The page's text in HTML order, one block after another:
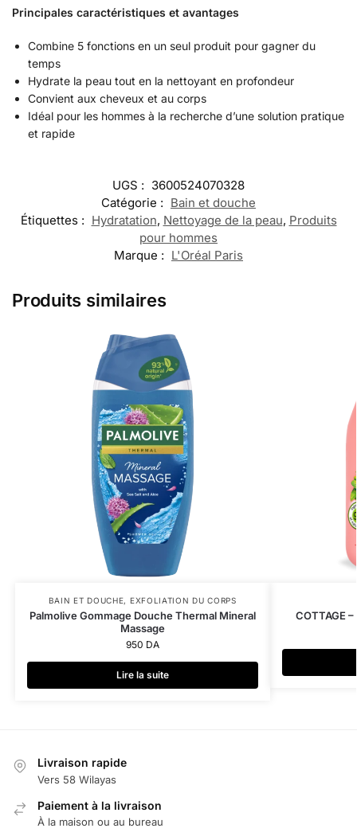
Principales caractéristiques et avantages
Combine 5 fonctions en un seul produit pour gagner du
temps
Hydrate la peau tout en la nettoyant en profondeur
Convient aux cheveux et au corps
Idéal pour les hommes à la recherche d’une solution pratique
et rapide
UGS : 3600524070328
Catégorie : Bain et douche
Étiquettes : Hydratation, Nettoyage de la peau, Produits
pour hommes
Marque : L'Oréal Paris
Produits similaires
BAIN ET DOUCHE, EXFOLIATION DU CORPS
Palmolive Gommage Douche Thermal Mineral
Massage
950 DA
Lire la suite
COTTAGE
Livraison rapide
Vers 58 Wilayas
Paiement à la livraison
À la maison ou au bureau